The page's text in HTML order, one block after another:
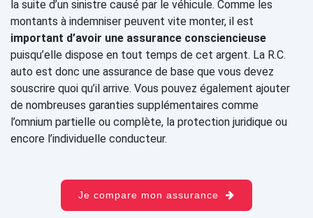
la suite d’un sinistre causé par le véhicule. Comme les
montants à indemniser peuvent vite monter, il est
important d’avoir une assurance consciencieuse
puisqu’elle dispose en tout temps de cet argent. La R.C.
auto est donc une assurance de base que vous devez
souscrire quoi qu’il arrive. Vous pouvez également ajouter
de nombreuses garanties supplémentaires comme
l’omnium partielle ou complète, la protection juridique ou
encore l’individuelle conducteur.
Je compare mon assurance